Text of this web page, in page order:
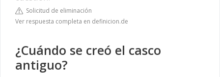
Solicitud de eliminación
Ver respuesta completa en definicion.de
¿Cuándo se creó el casco
antiguo?